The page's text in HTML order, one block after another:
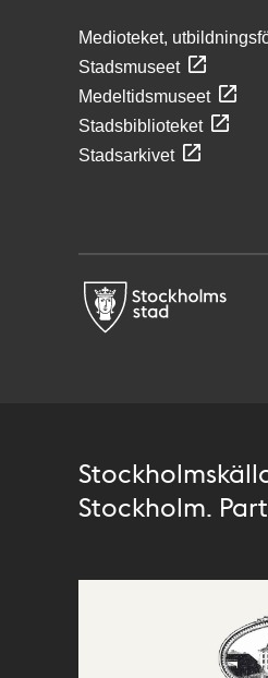
Medioteket,
Stadsmuseet
Medeltidsmuseet
Stadsbiblioteket
Stadsarkivet
Stockholm.